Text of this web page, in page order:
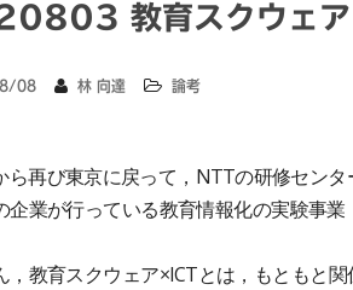
教育スクウェア
08 林 向達 論考
再び東京に戻って，NTTの研修セン
企業が行っている教育情報化の実験事
教育スクウェア×ICTとは，もともと